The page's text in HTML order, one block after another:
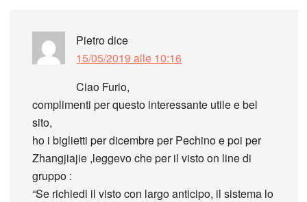
Pietrodice
15/05/2019 alle 10:16
Ciao Furio,
complimenti per questo interessante utile e bel
sito,
ho i biglietti per dicembre per Pechino e poi per
Zhangjiajie ,leggevo che per il visto on line di
gruppo :
“Se richiedi il visto con largo anticipo, il sistema lo